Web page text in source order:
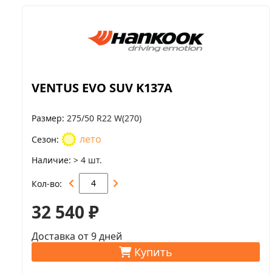
VENTUS EVO SUV K137A
Размер 275/50 R22 W(270)
Сезон
лето
Наличие > 4 шт.
Кол-во
32 540 ₽
Доставка от 9 дней
Купить